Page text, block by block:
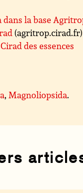
dans la base
(agritrop.cirad.fr)
des essences
,Magnoliopsida.